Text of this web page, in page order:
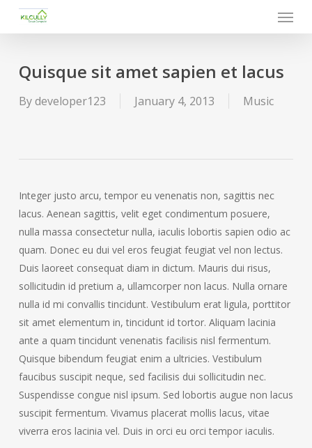
Menu
Quisque sit amet sapien et lacus
Bydeveloper123 January 4, 2013 Music
Integer justo arcu, tempor eu venenatis non, sagittis nec
lacus. Aenean sagittis, velit eget condimentum posuere,
nulla massa consectetur nulla, iaculis lobortis sapien odio ac
quam. Donec eu dui vel eros feugiat feugiat vel non lectus.
Duis laoreet consequat diam in dictum. Mauris dui risus,
sollicitudin id pretium a, ullamcorper non lacus. Nulla ornare
nulla id mi convallis tincidunt. Vestibulum erat ligula, porttitor
sit amet elementum in, tincidunt id tortor. Aliquam lacinia
ante a quam tincidunt venenatis facilisis nisl fermentum.
Quisque bibendum feugiat enim a ultricies. Vestibulum
faucibus suscipit neque, sed facilisis dui sollicitudin nec.
Suspendisse congue nisl ipsum. Sed lobortis augue non lacus
suscipit fermentum. Vivamus placerat mollis lacus, vitae
viverra eros lacinia vel. Duis in orci eu orci tempor iaculis.